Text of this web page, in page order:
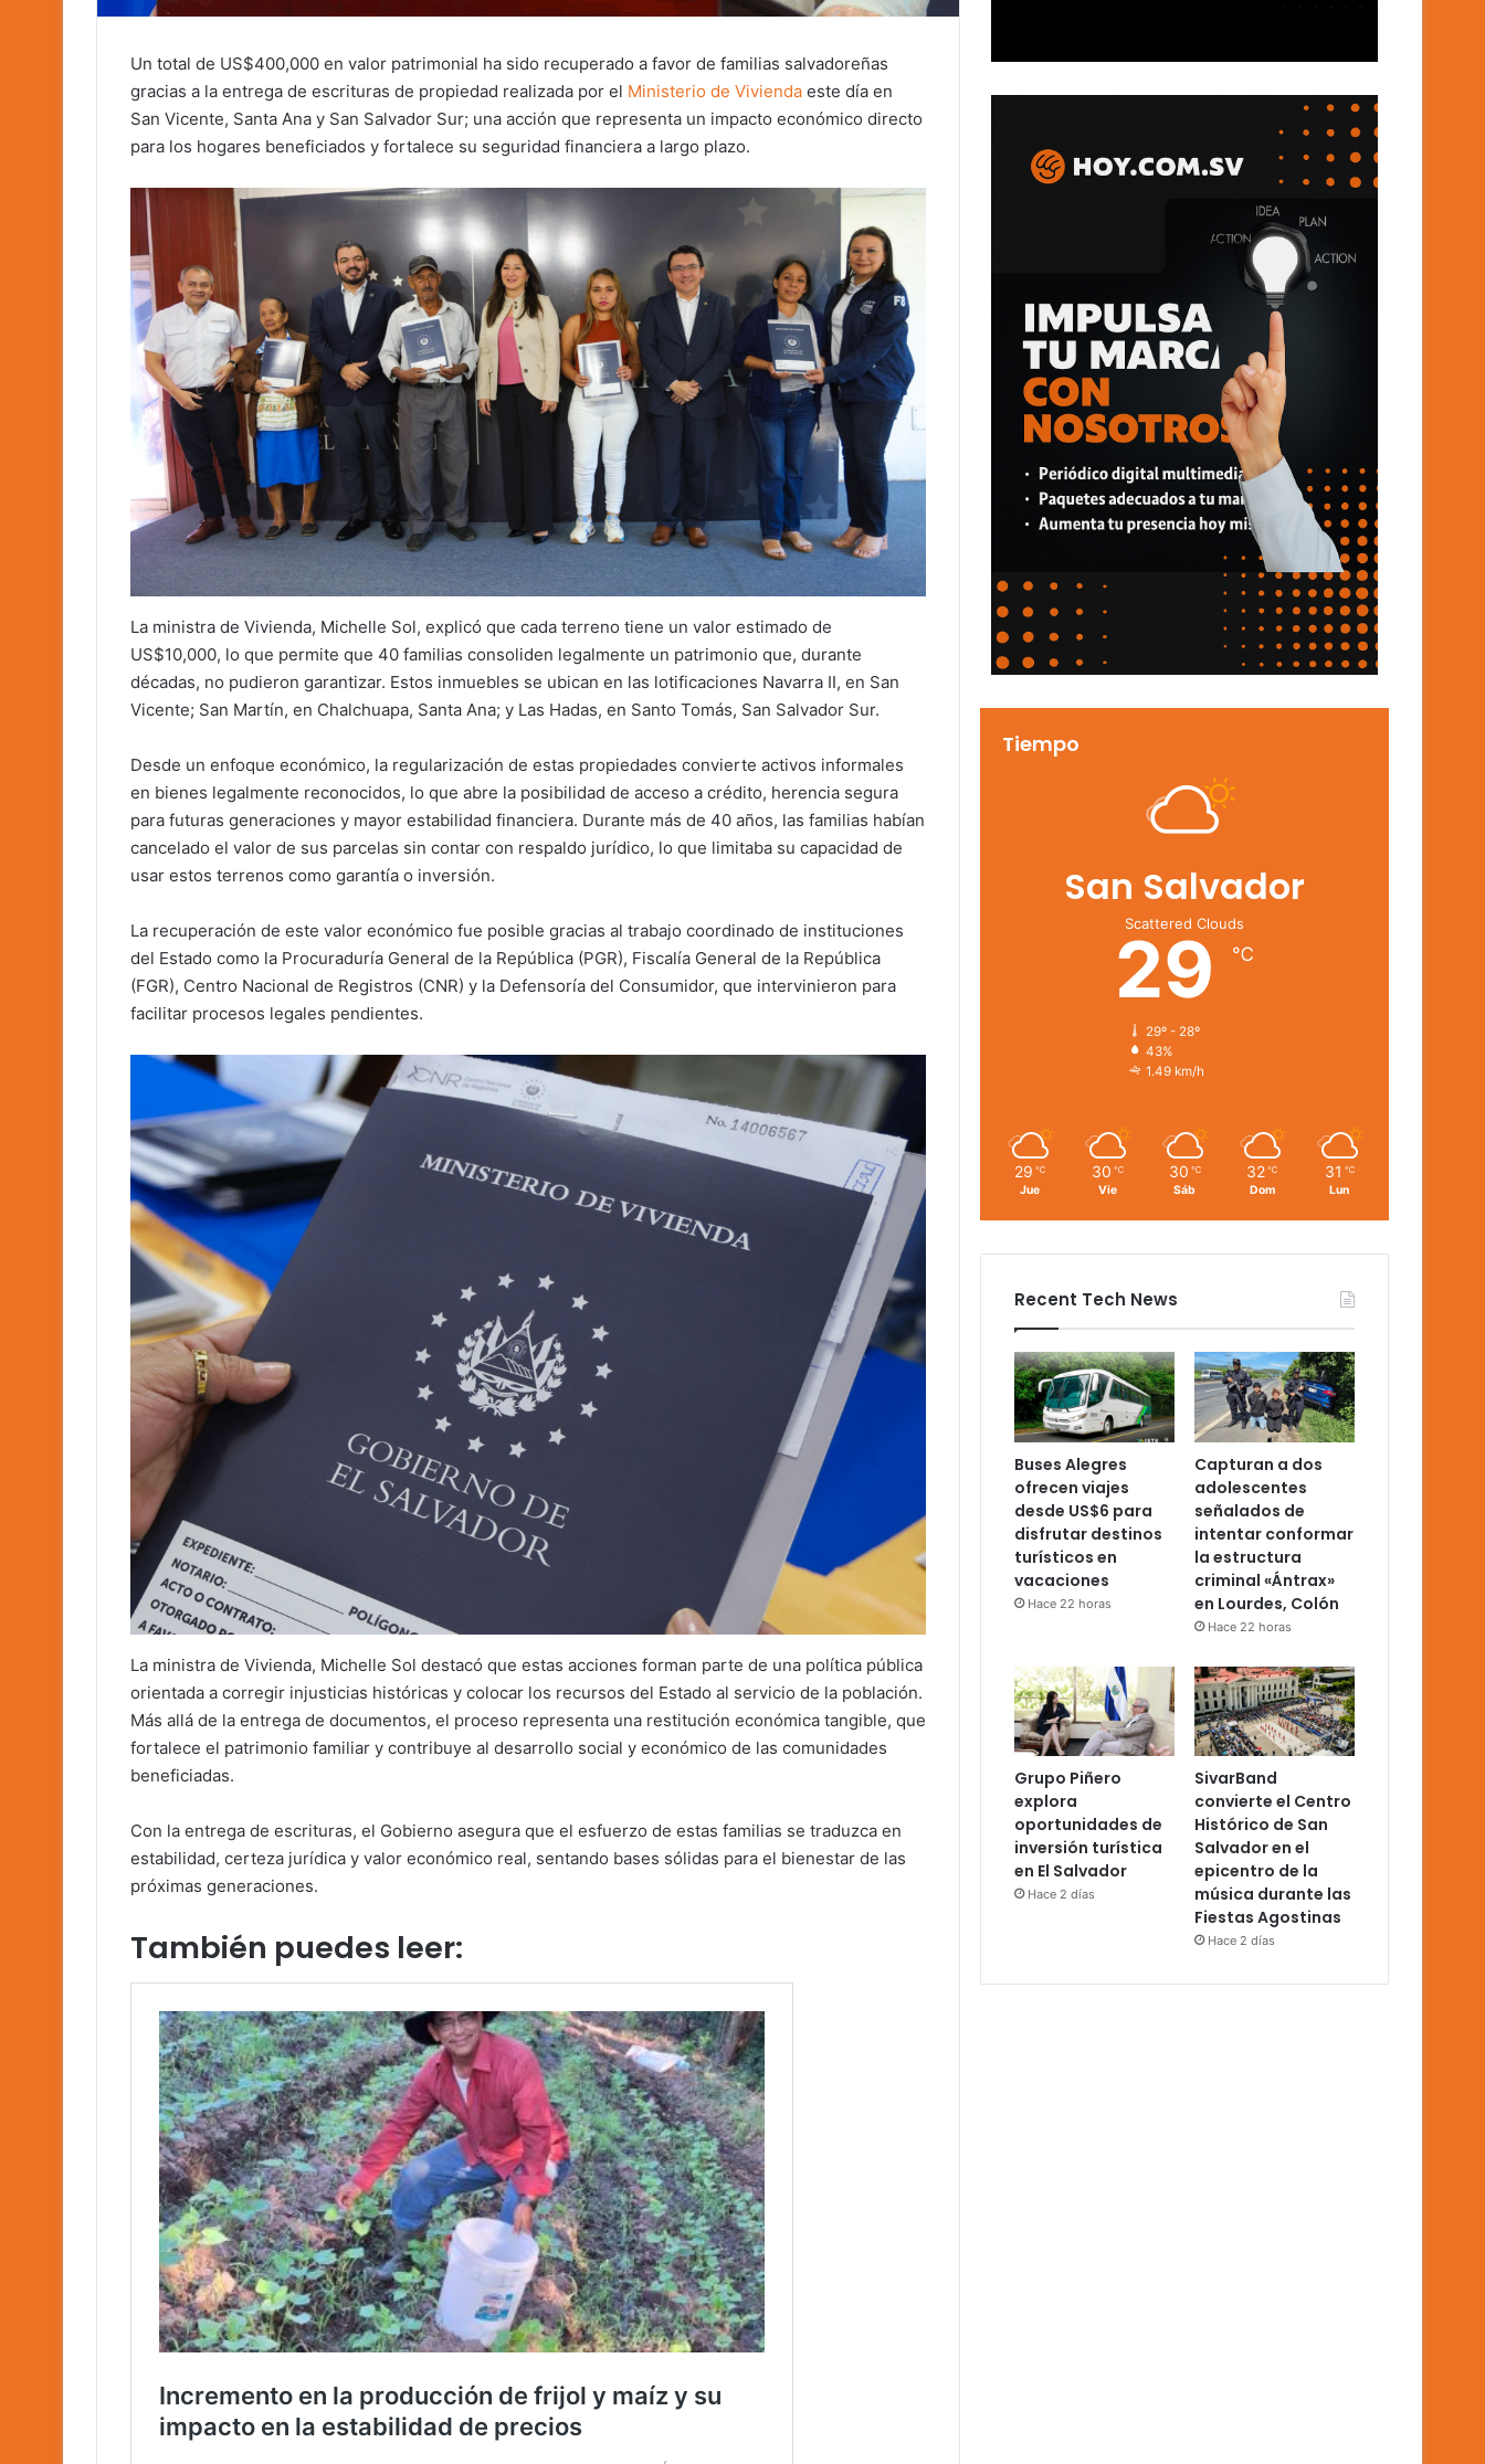
Un total de US$400,000 en valor patrimonial ha sido recuperado a favor de familias salvadoreñas
gracias a la entrega de escrituras de propiedad realizada por el Ministerio de Vivienda este día en
San Vicente, Santa Ana y San Salvador Sur; una acción que representa un impacto económico directo
para los hogares beneficiados y fortalece su seguridad financiera a largo plazo.
La ministra de Vivienda, Michelle Sol, explicó que cada terreno tiene un valor estimado de
US$10,000, lo que permite que 40 familias consoliden legalmente un patrimonio que, durante
décadas, no pudieron garantizar. Estos inmuebles se ubican en las lotificaciones Navarra II, en San
Vicente; San Martín, en Chalchuapa, Santa Ana; y Las Hadas, en Santo Tomás, San Salvador Sur.
Desde un enfoque económico, la regularización de estas propiedades convierte activos informales
en bienes legalmente reconocidos, lo que abre la posibilidad de acceso a crédito, herencia segura
para futuras generaciones y mayor estabilidad financiera. Durante más de 40 años, las familias habían
cancelado el valor de sus parcelas sin contar con respaldo jurídico, lo que limitaba su capacidad de
usar estos terrenos como garantía o inversión.
La recuperación de este valor económico fue posible gracias al trabajo coordinado de instituciones
del Estado como la Procuraduría General de la República (PGR), Fiscalía General de la República
(FGR), Centro Nacional de Registros (CNR) y la Defensoría del Consumidor, que intervinieron para
facilitar procesos legales pendientes.
La ministra de Vivienda, Michelle Sol destacó que estas acciones forman parte de una política pública
orientada a corregir injusticias históricas y colocar los recursos del Estado al servicio de la población.
Más allá de la entrega de documentos, el proceso representa una restitución económica tangible, que
fortalece el patrimonio familiar y contribuye al desarrollo social y económico de las comunidades
beneficiadas.
Con la entrega de escrituras, el Gobierno asegura que el esfuerzo de estas familias se traduzca en
estabilidad, certeza jurídica y valor económico real, sentando bases sólidas para el bienestar de las
próximas generaciones.
También puedes leer:
Tiempo
San Salvador
Scattered Clouds
29 ℃
29º - 28º
43%
1.49 km/h
29 ℃
Jue
30 ℃
Vie
30 ℃
Sáb
32 ℃
Dom
31 ℃
Lun
Recent Tech News
Buses Alegres
ofrecen viajes
desde US$6 para
disfrutar destinos
turísticos en
vacaciones
Hace 22 horas
Capturan a dos
adolescentes
señalados de
intentar conformar
la estructura
criminal «Ántrax»
en Lourdes, Colón
Hace 22 horas
Grupo Piñero
explora
oportunidades de
inversión turística
en El Salvador
Hace 2 días
SivarBand
convierte el Centro
Histórico de San
Salvador en el
epicentro de la
música durante las
Fiestas Agostinas
Hace 2 días